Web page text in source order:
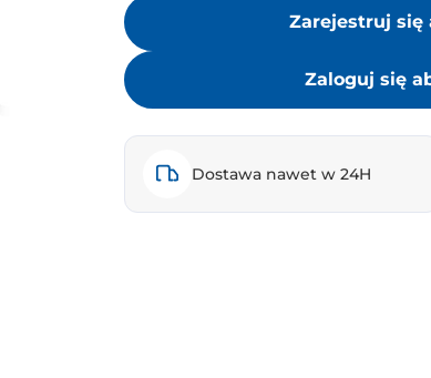
Zarejestruj się
Zaloguj się
Dostawa nawet w 24H